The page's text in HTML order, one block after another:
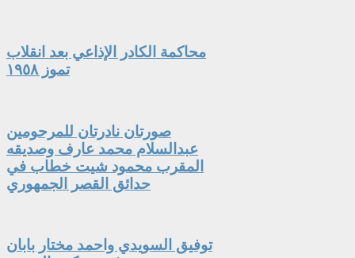
محاكمة الكادر الإذاعي بعد انقلاب
تموز ١٩٥٨
صورتان نادرتان للمرحومين
عبدالسلام محمد عارف وصديقه
المقرب محمود شيت خطاب في
حدائق القصر الجمهوري
توفيق السويدي واحمد مختار بابان